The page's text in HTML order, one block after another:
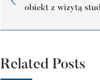
obiekt z wizytą
Related Posts